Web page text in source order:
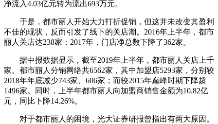
净流入4.03亿元转为流出693万元。
于是，都市丽人开始大力打折促销，但这并未改变其盈利
不佳的现状，反而引发了线下的关店潮。2016年上半年，都市
丽人关店达238家；2017年，门店净总数下降了362家。
据中报数据显示，截至2019年上半年，都市丽人关店上千
家。都市丽人分销网络共6562家，其中加盟店5293家，分别较
2018年年底减少743家、606家；而较2015年巅峰时期下降超
1496家。同时，上半年都市丽人向加盟商销售金额为10.82亿
元，同比下降14.26%。
对于都市丽人的困境，光大证券研报曾指出有两大原因。